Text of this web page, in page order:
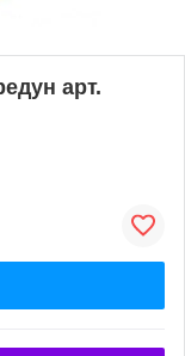
арт.